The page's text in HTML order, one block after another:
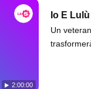
2:00:00
Io E Lulù
Un